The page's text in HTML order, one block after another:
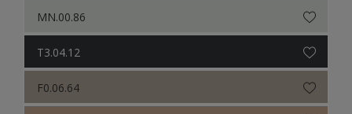
Sikkens Colour Futures 2018
MN.00.86
T3.04.12
F0.06.64